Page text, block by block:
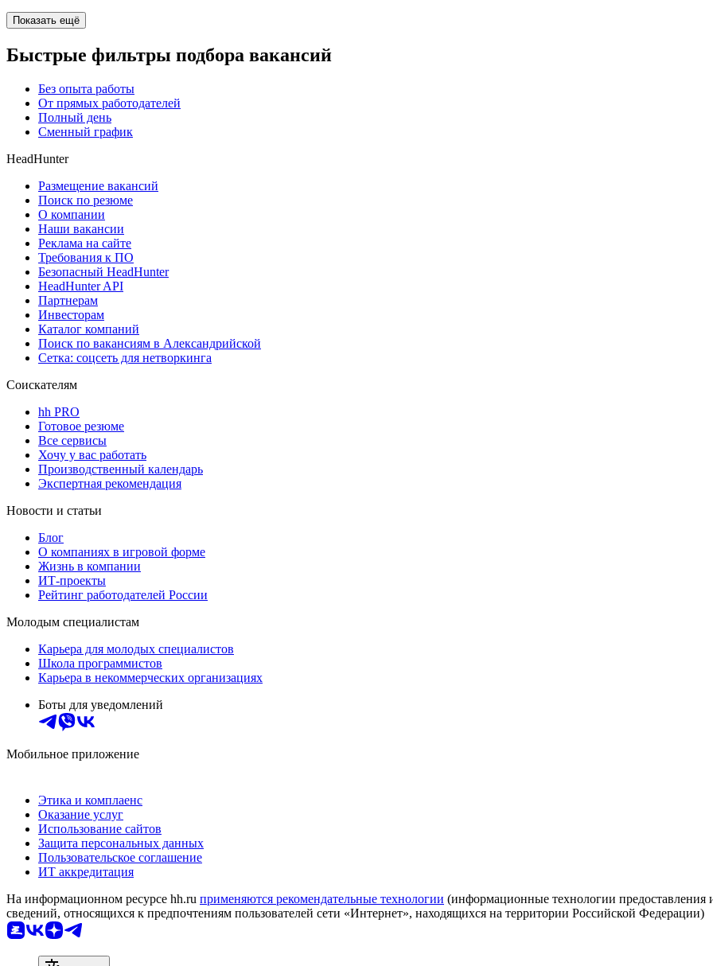
Показать ещё
Быстрые фильтры подбора вакансий
Без опыта работы
От прямых работодателей
Полный день
Сменный график
HeadHunter
Размещение вакансий
Поиск по резюме
О компании
Наши вакансии
Реклама на сайте
Требования к ПО
Безопасный HeadHunter
HeadHunter API
Партнерам
Инвесторам
Каталог компаний
Поиск по вакансиям в Александрийской
Сетка: соцсеть для нетворкинга
Соискателям
hh PRO
Готовое резюме
Все сервисы
Хочу у вас работать
Производственный календарь
Экспертная рекомендация
Новости и статьи
Блог
О компаниях в игровой форме
Жизнь в компании
ИТ-проекты
Рейтинг работодателей России
Молодым специалистам
Карьера для молодых специалистов
Школа программистов
Карьера в некоммерческих организациях
Боты для уведомлений
Мобильное приложение
Этика и комплаенс
Оказание услуг
Использование сайтов
Защита персональных данных
Пользовательское соглашение
ИТ аккредитация
На информационном ресурсе hh.ru применяются рекомендательные технологии (информационные технологии предоставления
сведений, относящихся к предпочтениям пользователей сети «Интернет», находящихся на территории Российской Федерации)